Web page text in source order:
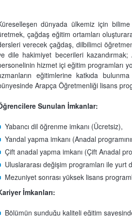
dünyada ülkemiz için
çağdaş eğitim ortamları
verecek çağdaş, dilbilimci
dile hakimiyet becerileri
hizmet içi eğitim programları
eğitimlerine katkıda
Arapça Öğretmenliği lisans
Sunulan İmkanlar:
Yabancı dil öğrenme imkanı (Ücretsiz),
Yandal yapma imkanı (Anadal
Çift anadal yapma imkanı (Çift Anadal
Uluslararası değişim programları ile yurt
Mezuniyet sonrası yüksek lisans
İmkanları:
Bölümün sunduğu kaliteli eğitim